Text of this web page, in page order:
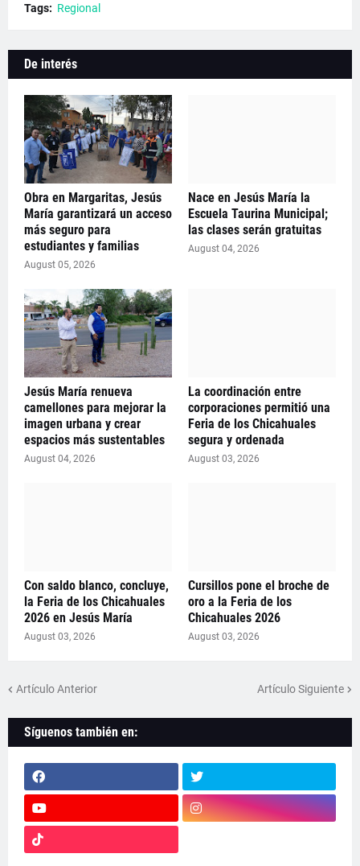
Tags: Regional
De interés
Obra en Margaritas, Jesús
María garantizará un acceso
más seguro para
estudiantes y familias
August 05, 2026
Nace en Jesús María la
Escuela Taurina Municipal;
las clases serán gratuitas
August 04, 2026
Jesús María renueva
camellones para mejorar la
imagen urbana y crear
espacios más sustentables
August 04, 2026
La coordinación entre
corporaciones permitió una
Feria de los Chicahuales
segura y ordenada
August 03, 2026
Con saldo blanco, concluye,
la Feria de los Chicahuales
2026 en Jesús María
August 03, 2026
Cursillos pone el broche de
oro a la Feria de los
Chicahuales 2026
August 03, 2026
Artículo Anterior Artículo Siguiente
Síguenos también en: